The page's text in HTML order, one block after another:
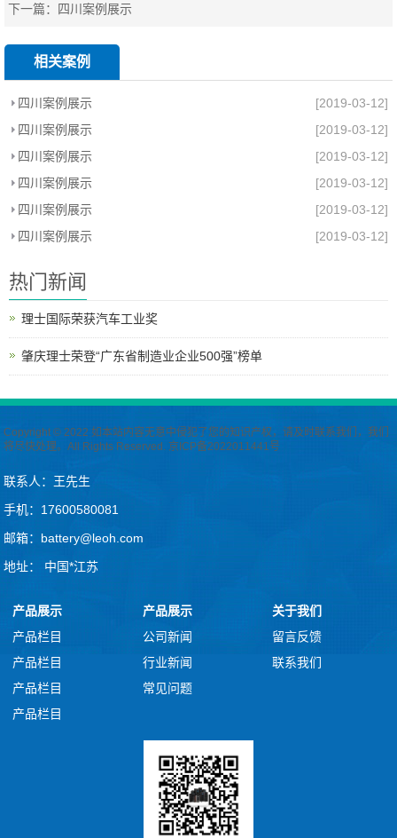
下一篇： 四川案例展示
相关案例
四川案例展示
[2019-03-12]
四川案例展示
[2019-03-12]
四川案例展示
[2019-03-12]
四川案例展示
[2019-03-12]
四川案例展示
[2019-03-12]
四川案例展示
[2019-03-12]
热门新闻
理士国际荣获汽车工业奖
肇庆理士荣登“广东省制造业企业500强”榜单
Copyright © 2022 如本站内容无意中侵犯了您的知识产权，请及时联系我们，我们
将尽快处理。All Rights Reserved. 京ICP备2022011441号
联系人：王先生
手机：17600580081
邮箱：battery@leoh.com
地址： 中国*江苏
产品展示
产品栏目
产品栏目
产品栏目
产品栏目
产品展示
公司新闻
行业新闻
常见问题
关于我们
留言反馈
联系我们